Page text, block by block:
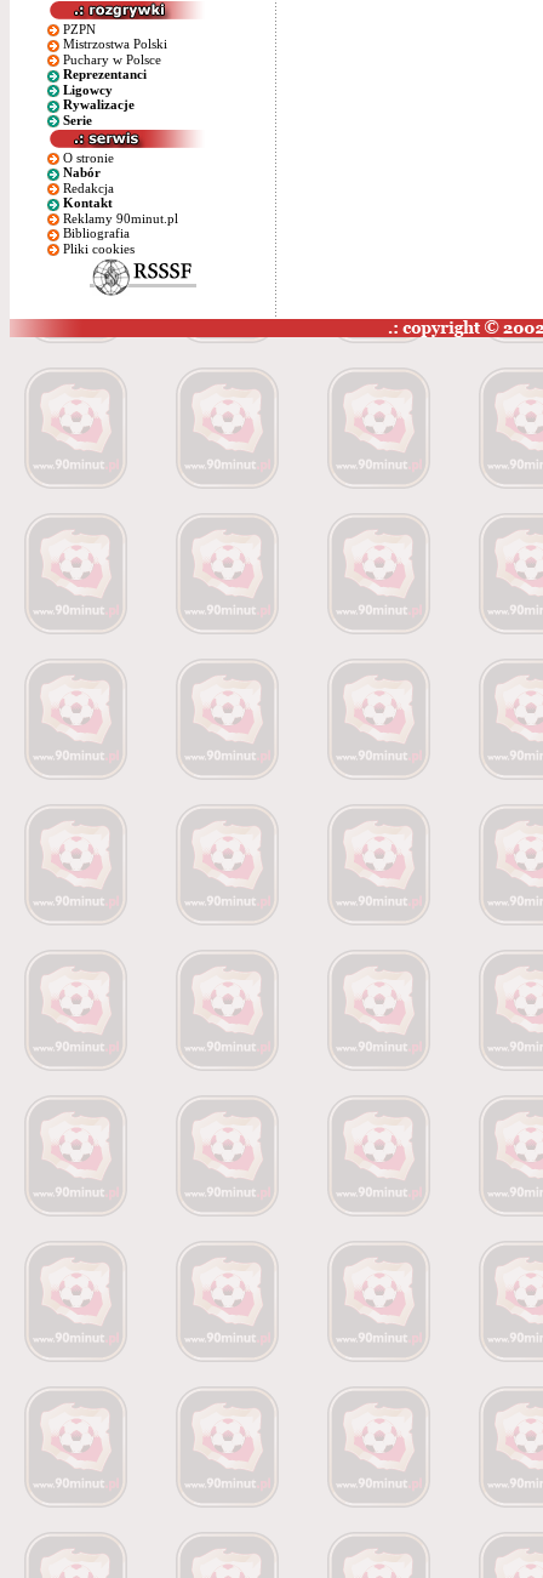
PZPN
Mistrzostwa Polski
Puchary w Polsce
Reprezentanci
Ligowcy
Rywalizacje
Serie
O stronie
Nabór
Redakcja
Kontakt
Reklamy 90minut.pl
Bibliografia
Pliki cookies